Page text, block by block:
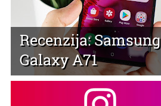
Recenzija: Samsung
Galaxy A71